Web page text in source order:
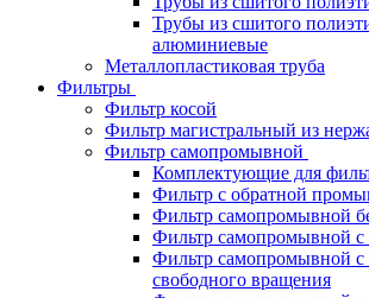
Трубы из сшитого
алюминиевые
Металлопластиковая труба
Фильтры
Фильтр косой
Фильтр магистральный из
Фильтр самопромывной
Комплектующие для
Фильтр с обратной
Фильтр самопромывной
Фильтр самопромывной с
Фильтр самопромывной с
свободного вращения